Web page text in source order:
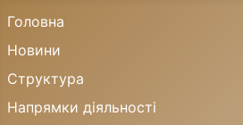
Головна
Новини
Структура
Напрямки діяльності